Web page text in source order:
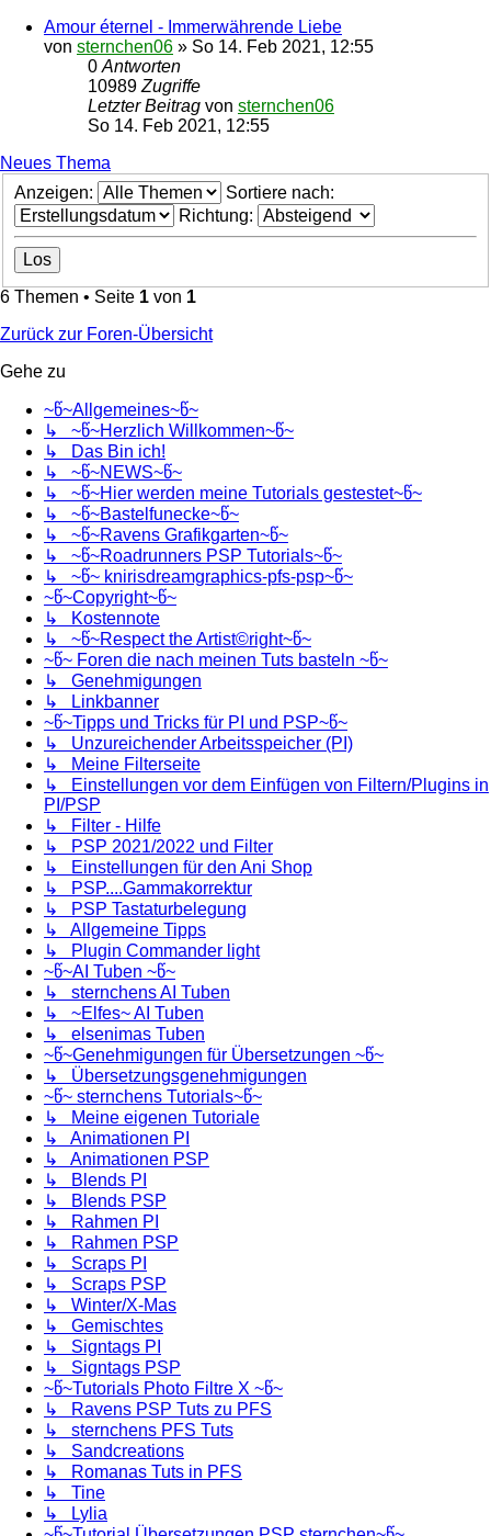
Amour éternel - Immerwährende Liebe
von sternchen06 » So 14. Feb 2021, 12:55
0 Antworten
10989 Zugriffe
Letzter Beitrag von sternchen06
So 14. Feb 2021, 12:55
Neues Thema
Anzeigen:
Sortiere nach:
Richtung:
6 Themen • Seite 1 von 1
Zurück zur Foren-Übersicht
Gehe zu
~წ~Allgemeines~წ~
↳ ~წ~Herzlich Willkommen~წ~
↳ Das Bin ich!
↳ ~წ~NEWS~წ~
↳ ~წ~Hier werden meine Tutorials gestestet~წ~
↳ ~წ~Bastelfunecke~წ~
↳ ~წ~Ravens Grafikgarten~წ~
↳ ~წ~Roadrunners PSP Tutorials~წ~
↳ ~წ~ knirisdreamgraphics-pfs-psp~წ~
~წ~Copyright~წ~
↳ Kostennote
↳ ~წ~Respect the Artist©right~წ~
~წ~ Foren die nach meinen Tuts basteln ~წ~
↳ Genehmigungen
↳ Linkbanner
~წ~Tipps und Tricks für PI und PSP~წ~
↳ Unzureichender Arbeitsspeicher (PI)
↳ Meine Filterseite
↳ Einstellungen vor dem Einfügen von Filtern/Plugins in
PI/PSP
↳ Filter - Hilfe
↳ PSP 2021/2022 und Filter
↳ Einstellungen für den Ani Shop
↳ PSP....Gammakorrektur
↳ PSP Tastaturbelegung
↳ Allgemeine Tipps
↳ Plugin Commander light
~წ~AI Tuben ~წ~
↳ sternchens AI Tuben
↳ ~Elfes~ AI Tuben
↳ elsenimas Tuben
~წ~Genehmigungen für Übersetzungen ~წ~
↳ Übersetzungsgenehmigungen
~წ~ sternchens Tutorials~წ~
↳ Meine eigenen Tutoriale
↳ Animationen PI
↳ Animationen PSP
↳ Blends PI
↳ Blends PSP
↳ Rahmen PI
↳ Rahmen PSP
↳ Scraps PI
↳ Scraps PSP
↳ Winter/X-Mas
↳ Gemischtes
↳ Signtags PI
↳ Signtags PSP
~წ~Tutorials Photo Filtre X ~წ~
↳ Ravens PSP Tuts zu PFS
↳ sternchens PFS Tuts
↳ Sandcreations
↳ Romanas Tuts in PFS
↳ Tine
↳ Lylia